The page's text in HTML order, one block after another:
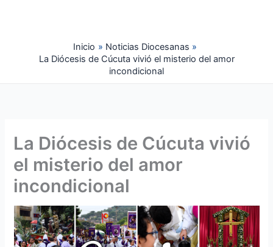
Inicio
Noticias Diocesanas
La Diócesis de Cúcuta vivió el misterio del amor
incondicional
La Diócesis de Cúcuta vivió
el misterio del amor
incondicional